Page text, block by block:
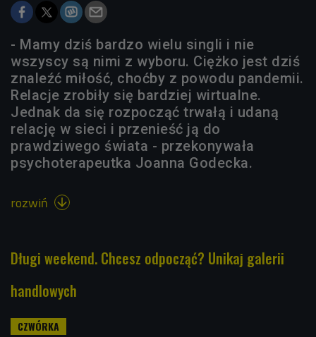
- Mamy dziś bardzo wielu singli i nie
wszyscy są nimi z wyboru. Ciężko jest dziś
znaleźć miłość, choćby z powodu pandemii.
Relacje zrobiły się bardziej wirtualne.
Jednak da się rozpocząć trwałą i udaną
relację w sieci i przenieść ją do
prawdziwego świata - przekonywała
psychoterapeutka Joanna Godecka.
rozwiń 
Długi weekend. Chcesz odpocząć? Unikaj galerii
handlowych